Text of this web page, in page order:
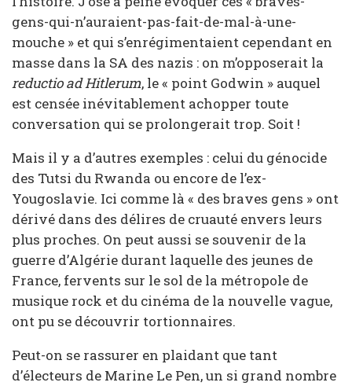
gens-qui-n’auraient-pas-fait-de-mal-à-une-
mouche » et qui s’enrégimentaient cependant en
masse dans la SA des nazis : on m’opposerait la
reductio ad Hitlerum, le « point Godwin » auquel
est censée inévitablement achopper toute
conversation qui se prolongerait trop. Soit !
Mais il y a d’autres exemples : celui du génocide
des Tutsi du Rwanda ou encore de l’ex-
Yougoslavie. Ici comme là « des braves gens » ont
dérivé dans des délires de cruauté envers leurs
plus proches. On peut aussi se souvenir de la
guerre d’Algérie durant laquelle des jeunes de
France, fervents sur le sol de la métropole de
musique rock et du cinéma de la nouvelle vague,
ont pu se découvrir tortionnaires.
Peut-on se rassurer en plaidant que tant
d’électeurs de Marine Le Pen, un si grand nombre